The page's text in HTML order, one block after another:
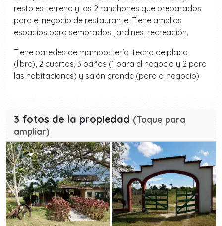
resto es terreno y los 2 ranchones que preparados
para el negocio de restaurante. Tiene amplios
espacios para sembrados, jardines, recreación.
Tiene paredes de mampostería, techo de placa
(libre), 2 cuartos, 3 baños (1 para el negocio y 2 para
las habitaciones) y salón grande (para el negocio)
3 fotos de la propiedad (Toque para
ampliar)